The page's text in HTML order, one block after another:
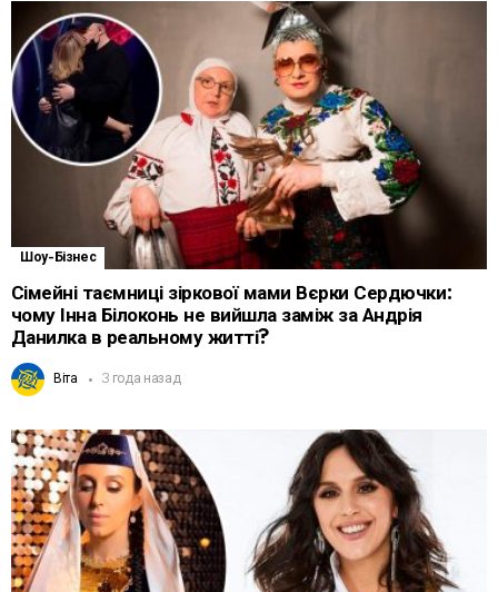
Шоу-Бізнес
Сімейні таємниці зіркової мами Вєрки Сердючки:
чому Інна Білоконь не вийшла заміж за Андрія
Данилка в реальному житті?
Віта 3 года назад